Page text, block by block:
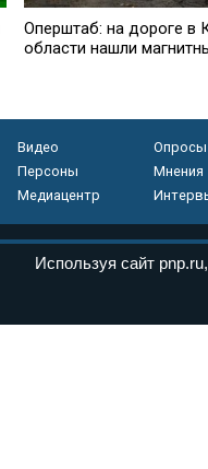
Оперштаб: на дороге в
области нашли
Видео Опросы
Персоны
Мнения
Медиацентр
Используя сайт